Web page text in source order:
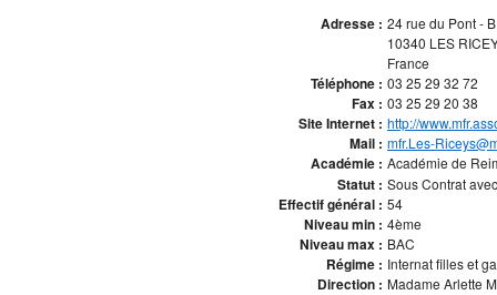
Adresse : 24 rue du Pont -
10340 LES
France
Téléphone : 03 25 29 32 72
Fax : 03 25 29 20 38
Site Internet : http://
Mail : mfr.Les-
Académie : Académie de
Statut : Sous Contrat
Effectif général : 54
Niveau min : 4ème
Niveau max : BAC
Régime : Internat filles et
Direction : Madame Arlette